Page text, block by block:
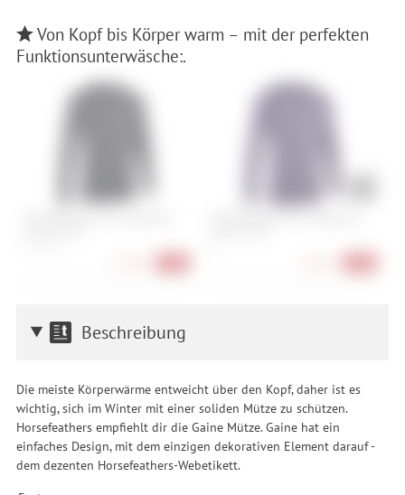
Von Kopf bis Körper warm – mit der perfekten
Funktionsunterwäsche:.
Beschreibung
Die meiste Körperwärme entweicht über den Kopf, daher ist es
wichtig, sich im Winter mit einer soliden Mütze zu schützen.
Horsefeathers empfiehlt dir die Gaine Mütze. Gaine hat ein
einfaches Design, mit dem einzigen dekorativen Element darauf -
dem dezenten Horsefeathers-Webetikett.